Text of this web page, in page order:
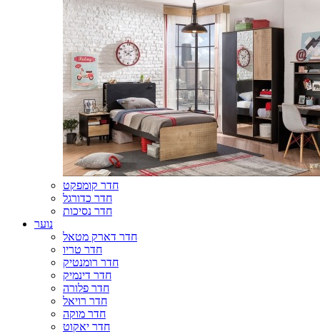
חדר קומפקט
חדר כדורגל
חדר נסיכות
נוער
חדר דארק מטאל
חדר טריו
חדר רומנטיק
חדר דינמיק
חדר פלורה
חדר רויאל
חדר מוקה
חדר יאקוט